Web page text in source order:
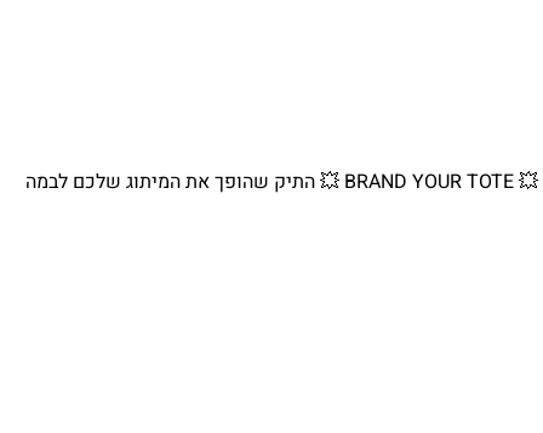
💥 BRAND YOUR TOTE 💥 התיק שהופך את המיתוג שלכם לבמה